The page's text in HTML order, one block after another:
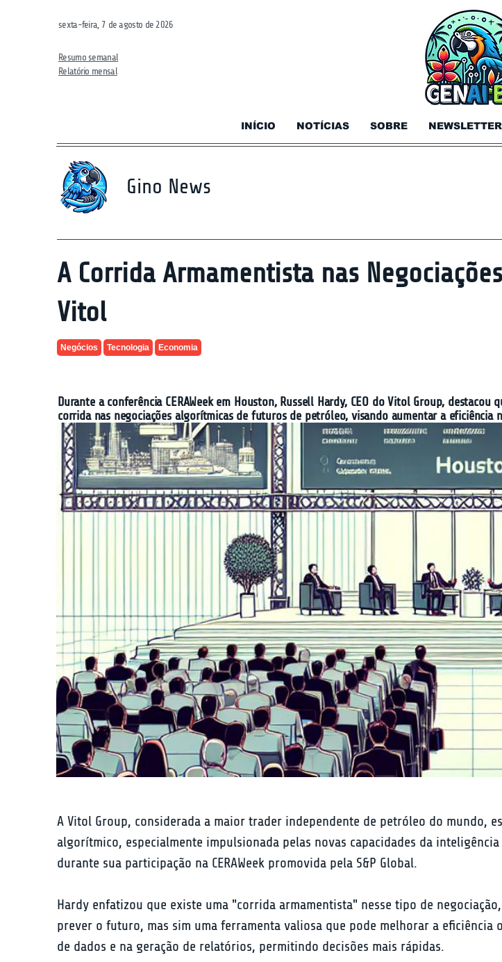
sexta-feira, 7 de agosto de 2026
Resumo semanal
Relatório mensal
INÍCIO NOTÍCIAS SOBRE NEWSLETTER
Gino News
A Corrida Armamentista nas
Vitol
Negócios Tecnologia Economia
Durante a conferência CERAWeek em Houston, Russell Hardy, CEO do Vitol Group,
corrida nas negociações algorítmicas de futuros de petróleo, visando aumentar a eficiência
A Vitol Group, considerada a maior trader independente de petróleo do mundo,
algorítmico, especialmente impulsionada pelas novas capacidades da
durante sua participação na CERAWeek promovida pela S&P Global.
Hardy enfatizou que existe uma "corrida armamentista" nesse tipo de
prever o futuro, mas sim uma ferramenta valiosa que pode melhorar a
de dados e na geração de relatórios, permitindo decisões mais rápidas.